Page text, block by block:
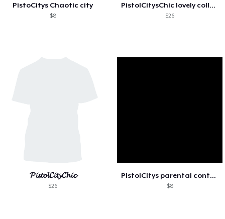
PistoCitys Chaotic city
$8
PistolCitysChic lovely collection
$26
𝓟𝓲𝓼𝓽𝓸𝓵𝓒𝓲𝓽𝔂𝓒𝓱𝓲𝓬
$26
PistolCitys parental control
$8